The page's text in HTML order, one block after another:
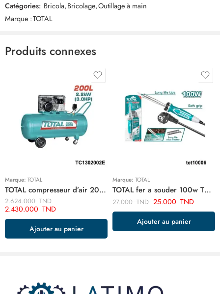
Commentaires
Il n'y a pas encore de critiques.
Catégories: Bricola,Bricolage,Outillage à main
Marque :TOTAL
Produits connexes
Marque: TOTAL
TOTAL compresseur d’air 200 litre 220v monophase TC1302002E
2.624.000TND
2.430.000 TND
Ajouter au panier
Marque: TOTAL
TOTAL fer a souder 100w TET10006
27.000TND 25.000 TND
Ajouter au panier